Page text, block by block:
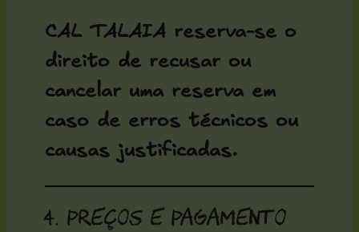
CAL TALAIA reserva-se o
direito de recusar ou
cancelar uma reserva em
caso de erros técnicos ou
causas justificadas.
4. Preços e pagamento